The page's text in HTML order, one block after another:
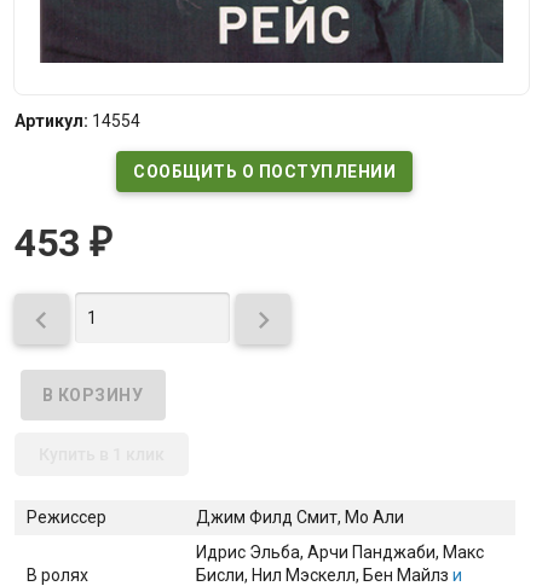
Артикул: 14554
СООБЩИТЬ О ПОСТУПЛЕНИИ
453 ₽
 
Режиссер Джим Филд Смит, Мо Али
В ролях
Идрис Эльба, Арчи Панджаби, Макс
Бисли, Нил Мэскелл, Бен Майлз и